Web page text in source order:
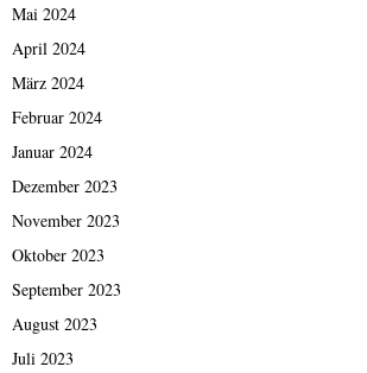
Mai 2024
April 2024
März 2024
Februar 2024
Januar 2024
Dezember 2023
November 2023
Oktober 2023
September 2023
August 2023
Juli 2023